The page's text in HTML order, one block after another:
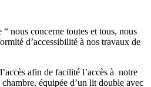
nous concerne toutes et tous, nous
d’accessibilité à nos travaux de
afin de facilité l’accès à notre
équipée d’un lit double avec